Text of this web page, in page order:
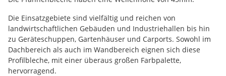
Die Einsatzgebiete sind vielfältig und reichen von
landwirtschaftlichen Gebäuden und Industriehallen bis hin
zu Geräteschuppen, Gartenhäuser und Carports. Sowohl im
Dachbereich als auch im Wandbereich eignen sich diese
Profilbleche, mit einer überaus großen Farbpalette,
hervorragend.